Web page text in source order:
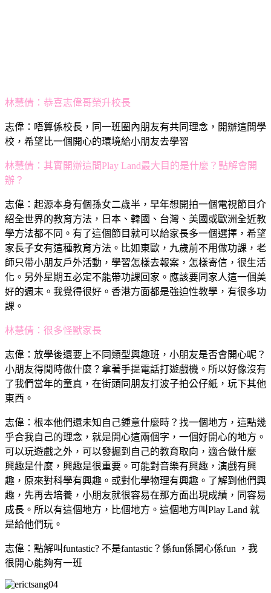
林慧倩：恭喜志偉哥榮升校長
志偉：唔算係校長，同一班圈內朋友有共同理念，開辦這間學
校，希望比一個開心的環境給小朋友去學習
林慧倩：其實開辦這間Play Land最大目的是什麼？點解會開
辦？
志偉：起源本身有個孫女二歲半，早年想開拍一個電視節目介
紹全世界的教育方法，日本、韓國、台灣、美國或歐洲全近教
學方法都不同。有了這個節目就可以給家長多一個選擇，希望
家長子女有這種教育方法。比如東歐，九歲前不用做功課，老
師只帶小朋友戶外活動，學習怎樣去報案，怎樣寄信，很生活
化。另外星期五必定不能帶功課回家。應該要同家人這一個美
好的週末。我覺得很好。香港方面都是強迫性教學，有很多功
課。
林慧倩：很多怪獸家長
志偉：放學後還要上不同類型興趣班，小朋友是否會開心呢？
小朋友得閒時做什麼？拿著手提電話打遊戲機。所以好像沒有
了我們當年的童真，在街頭同朋友打波子拍公仔紙，玩下其他
東西。
志偉：根本他們還未知自己鍾意什麼時？找一個地方，這點幾
乎合我自己的理念，就是開心這兩個字，一個好開心的地方。
可以玩遊戲之外，可以發掘到自己的教育取向，適合做什麼
興趣是什麼，興趣是很重要。可能對音樂有興趣，演戲有興
趣，原來對科學有興趣。或對化學物理有興趣。了解到他們興
趣，先再去培養，小朋友就很容易在那方面出現成績，同容易
成長。所以有這個地方，比個地方。這個地方叫Play Land 就
是給他們玩。
志偉：點解叫funtastic? 不是fantastic？係fun係開心係fun ，我
很開心能夠有一班